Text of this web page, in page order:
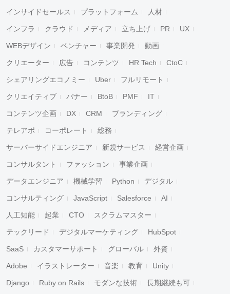
インサイドセールス プラットフォーム 人材
インフラ クラウド メディア 立ち上げ PR UX
WEBデザイン ベンチャー 事業開発 動画
クリエーター 広告 コンテンツ HR Tech CtoC
シェアリングエコノミー Uber フルリモート
クリエイティブ バナー BtoB PMF IT
コンテンツ企画 DX CRM ブランディング
テレアポ コーポレート 総務
サーバーサイドエンジニア 新規サービス 経営企画
コンサルタント ファッション 事業企画
データエンジニア 機械学習 Python デジタル
コンサルティング JavaScript Salesforce AI
人工知能 起業 CTO スクラムマスター
テックリード デジタルマーケティング HubSpot
SaaS カスタマーサポート グローバル 外資
Adobe イラストレーター 音楽 教育 Unity
Django Ruby on Rails モダンな技術 長期継続も可